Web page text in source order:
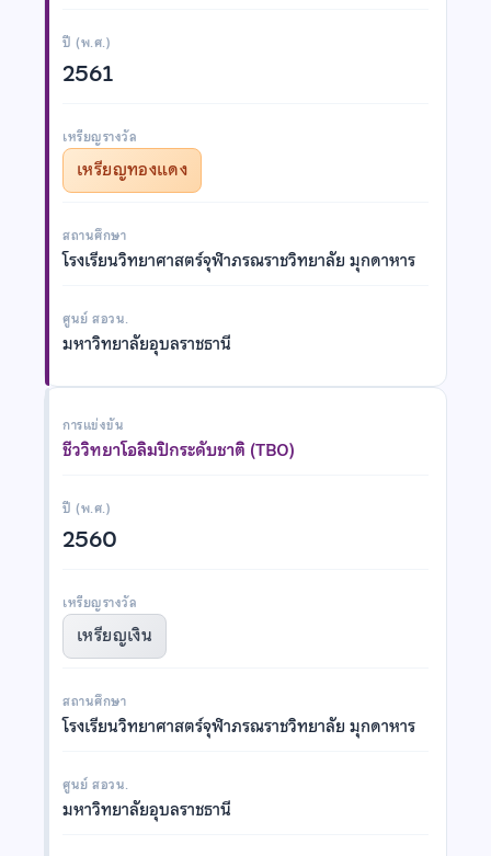
ปี (พ.ศ.)
2561
เหรียญรางวัล
เหรียญทองแดง
สถานศึกษา
โรงเรียนวิทยาศาสตร์จุฬาภรณราชวิทยาลัย มุกดาหาร
ศูนย์ สอวน.
มหาวิทยาลัยอุบลราชธานี
การแข่งขัน
ชีววิทยาโอลิมปิกระดับชาติ (TBO)
ปี (พ.ศ.)
2560
เหรียญรางวัล
เหรียญเงิน
สถานศึกษา
โรงเรียนวิทยาศาสตร์จุฬาภรณราชวิทยาลัย มุกดาหาร
ศูนย์ สอวน.
มหาวิทยาลัยอุบลราชธานี